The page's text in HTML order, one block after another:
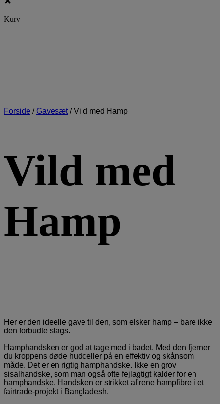
Kurv
Forside / Gavesæt/Vild med Hamp
Vild med
Hamp
Her er den ideelle gave til den, som elsker hamp – bare ikke
den forbudte slags.
Hamphandsken er god at tage med i badet. Med den fjerner
du kroppens døde hudceller på en effektiv og skånsom
måde. Det er en rigtig hamphandske. Ikke en grov
sisalhandske, som man også ofte fejlagtigt kalder for en
hamphandske. Handsken er strikket af rene hampfibre i et
fairtrade-projekt i Bangladesh.